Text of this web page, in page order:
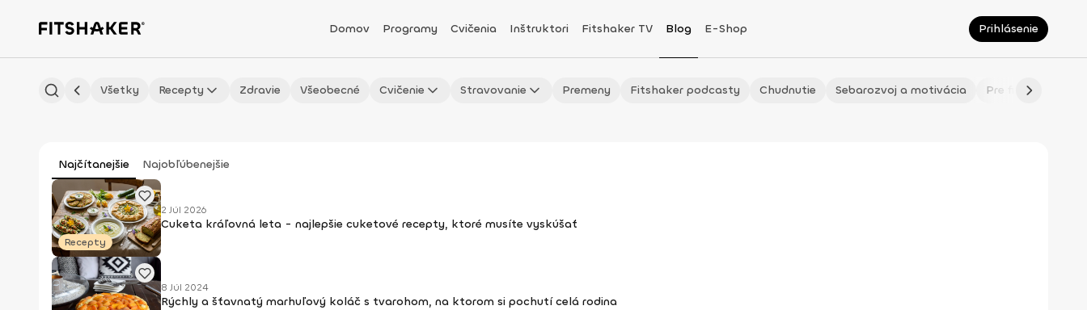
Domov Programy Cvičenia Inštruktori Fitshaker TV Blog E-Shop Prihlásenie
Všetky Recepty Zdravie Všeobecné Cvičenie Stravovanie Premeny Fitshaker podcasty Chudnutie Sebarozvoj a motivácia Pre fitmaminky
Najčítanejšie Najobľúbenejšie
Recepty
2 Júl 2026
Cuketa kráľovná leta - najlepšie cuketové recepty, ktoré musíte vyskúšať
8 Júl 2024
Rýchly a šťavnatý marhuľový koláč s tvarohom, na ktorom si pochutí celá rodina